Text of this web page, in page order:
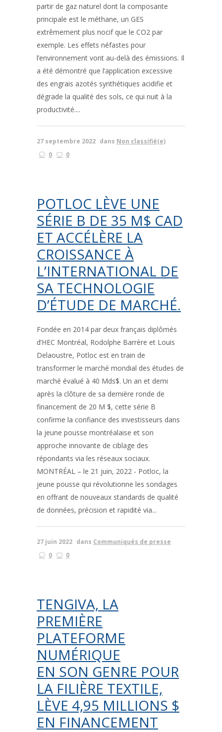
partir de gaz naturel dont la composante
principale est le méthane, un GES
extrêmement plus nocif que le CO2 par
exemple. Les effets néfastes pour
l’environnement vont au-delà des émissions. Il
a été démontré que l’application excessive
des engrais azotés synthétiques acidifie et
dégrade la qualité des sols, ce qui nuit à la
productivité....
27 septembre 2022 dans Non classifié(e)
0
0
POTLOC LÈVE UNE
SÉRIE B DE 35 M$ CAD
ET ACCÉLÈRE LA
CROISSANCE À
L’INTERNATIONAL DE
SA TECHNOLOGIE
D’ÉTUDE DE MARCHÉ.
Fondée en 2014 par deux français diplômés
d’HEC Montréal, Rodolphe Barrère et Louis
Delaoustre, Potloc est en train de
transformer le marché mondial des études de
marché évalué à 40 Mds$. Un an et demi
après la clôture de sa dernière ronde de
financement de 20 M $, cette série B
confirme la confiance des investisseurs dans
la jeune pousse montréalaise et son
approche innovante de ciblage des
répondants via les réseaux sociaux.
MONTRÉAL – le 21 juin, 2022 - Potloc, la
jeune pousse qui révolutionne les sondages
en offrant de nouveaux standards de qualité
de données, précision et rapidité via...
27 juin 2022 dans Communiqués de presse
0
0
TENGIVA, LA
PREMIÈRE
PLATEFORME
NUMÉRIQUE
EN SON GENRE POUR
LA FILIÈRE TEXTILE,
LÈVE 4,95 MILLIONS $
EN FINANCEMENT